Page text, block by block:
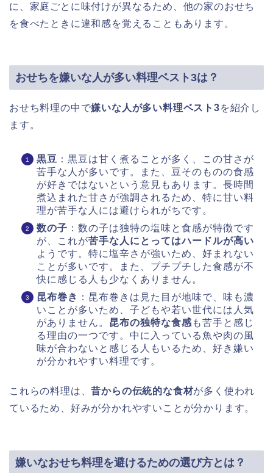
に、家庭ごとに味付けが異なるため、他の家のおせち
を食べたときに違和感を覚えることもあります。
おせちを嫌いな人が多い料理ベスト3は？
おせち料理の中で嫌いな人が多い料理ベスト3を紹介し
ます。
黒豆 ：黒豆は甘く煮ることが多く、この甘さが
苦手な人が多いです。また、豆そのものの食感
が好きではないという意見もあります。長時間
煮込まれた甘さが強調されるため、特に甘い料
理が苦手な人には避けられがちです。
数の子 ：数の子は独特の塩味と食感が特徴です
が、これが苦手な人にとってはハードルが高い
ようです。特に塩辛さが強いため、好まれない
ことが多いです。また、プチプチした食感が不
快に感じる人も少なくありません。
昆布巻き ：昆布巻きは見た目が地味で、味も濃
いことが多いため、子どもや若い世代には人気
がありません。 昆布の独特な食感 も苦手と感じ
る理由の一つです。中に入っている魚や肉の風
味が合わないと感じる人もいるため、好き嫌い
が分かれやすい料理です。
これらの料理は、昔からの伝統的な食材が多く使われ
ているため、好みが分かれやすいことが分かります。
嫌いなおせち料理を避けるための選び方とは？